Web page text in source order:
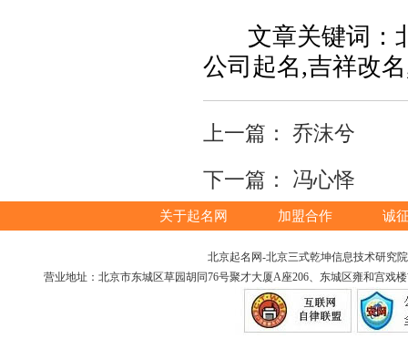
文章关键词：
公司起名,吉祥改
上一篇： 乔沫兮
下一篇： 冯心怿
关于起名网 加盟合作 诚
北京起名网-北京三式乾坤信息技术研究
营业地址：北京市东城区草园胡同76号聚才大厦A座206、东城区雍和宫戏